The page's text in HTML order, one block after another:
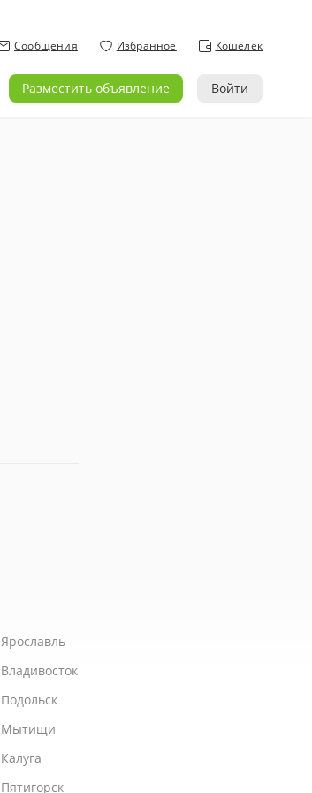
Сообщения Избранное Кошелек
Разместить объявление Войти
Ярославль
Владивосток
Подольск
Мытищи
Калуга
Пятигорск